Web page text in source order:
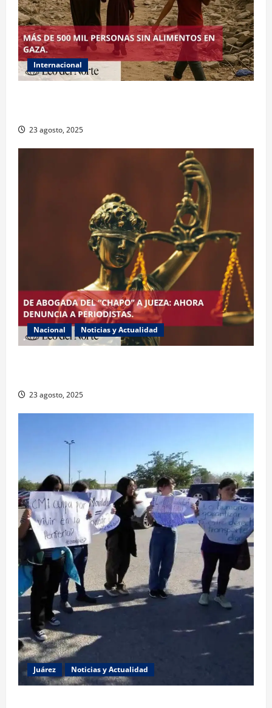
Internacional
23 agosto, 2025
Nacional Noticias y Actualidad
23 agosto, 2025
Juárez Noticias y Actualidad